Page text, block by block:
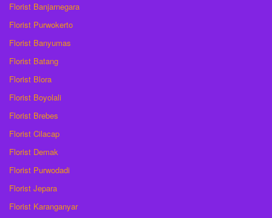
Florist Banjarnegara
Florist Purwokerto
Florist Banyumas
Florist Batang
Florist Blora
Florist Boyolali
Florist Brebes
Florist Cilacap
Florist Demak
Florist Purwodadi
Florist Jepara
Florist Karanganyar